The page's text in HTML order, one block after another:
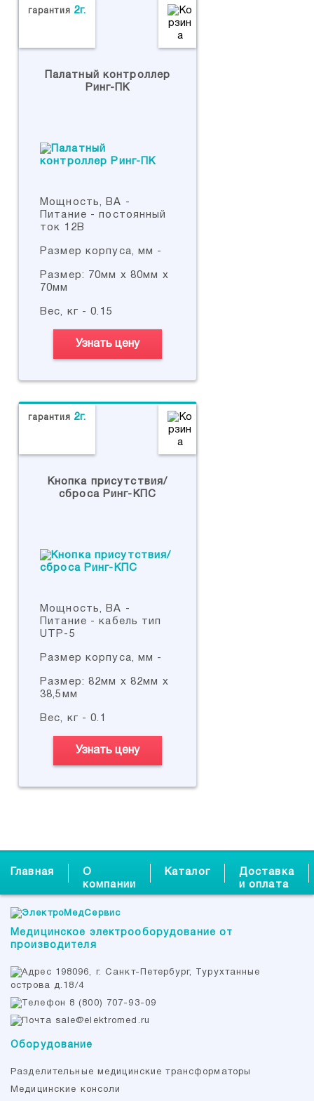
гарантия 2г.
Палатный контроллер
Ринг-ПК
Мощность, ВА -
Питание - постоянный
ток 12В
Размер корпуса, мм -
Размер: 70мм х 80мм х
70мм
Вес, кг - 0.15
Узнать цену
гарантия 2г.
Кнопка присутствия/
сброса Ринг-КПС
Мощность, ВА -
Питание - кабель тип
UTP-5
Размер корпуса, мм -
Размер: 82мм х 82мм х
38,5мм
Вес, кг - 0.1
Узнать цену
Главная
О
компании
Каталог
Доставка
и оплата
Медицинское электрооборудование от
производителя
198096, г. Санкт-Петербург, Турухтанные
острова д.18/4
8 (800) 707-93-09
sale@elektromed.ru
Оборудование
Разделительные медицинские трансформаторы
Медицинские консоли